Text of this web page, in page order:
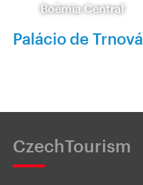
Boêmia Central
Palácio de Trnová
CzechTourism